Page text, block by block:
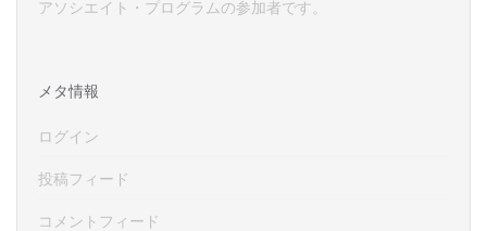
アソシエイト・プログラムの参加者です。
メタ情報
ログイン
投稿フィード
コメントフィード